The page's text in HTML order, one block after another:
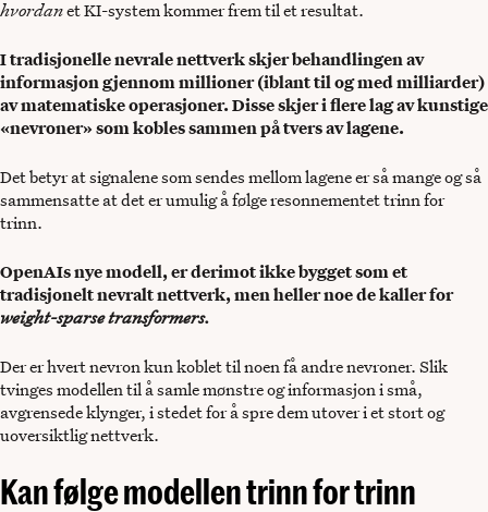
hvordanet KI-system kommer frem til et resultat.
I tradisjonelle nevrale nettverk skjer behandlingen av
informasjon gjennom millioner (iblant til og med milliarder)
av matematiske operasjoner. Disse skjer i flere lag av kunstige
«nevroner» som kobles sammen på tvers av lagene.
Det betyr at signalene som sendes mellom lagene er så mange og så
sammensatte at det er umulig å følge resonnementet trinn for
trinn.
OpenAIs nye modell, er derimot ikke bygget som et
tradisjonelt nevralt nettverk, men heller noe de kaller for
weight-sparse transformers.
Der er hvert nevron kun koblet til noen få andre nevroner. Slik
tvinges modellen til å samle mønstre og informasjon i små,
avgrensede klynger, i stedet for å spre dem utover i et stort og
uoversiktlig nettverk.
Kan følge modellen trinn for trinn